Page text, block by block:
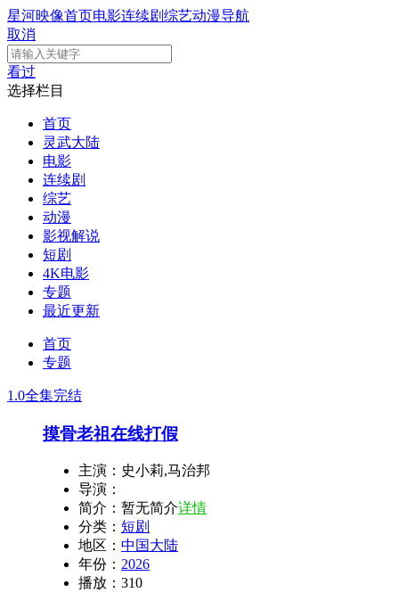
星河映像首页电影连续剧综艺动漫导航
取消
看过
选择栏目
首页
灵武大陆
电影
连续剧
综艺
动漫
影视解说
短剧
4K电影
专题
最近更新
首页
专题
1.0全集完结
摸骨老祖在线打假
主演： 史小莉,马治邦
导演：
简介： 暂无简介详情
分类： 短剧
地区： 中国大陆
年份： 2026
播放： 310